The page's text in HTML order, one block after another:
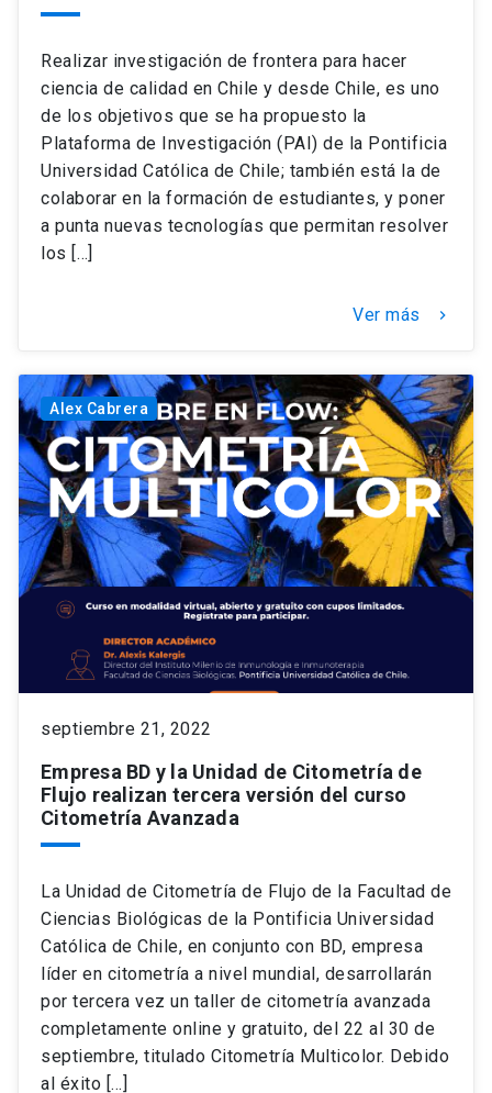
Realizar investigación de frontera para hacer
ciencia de calidad en Chile y desde Chile, es uno
de los objetivos que se ha propuesto la
Plataforma de Investigación (PAI) de la Pontificia
Universidad Católica de Chile; también está la de
colaborar en la formación de estudiantes, y poner
a punta nuevas tecnologías que permitan resolver
los […]
Ver más keyboard_arrow_right
Alex Cabrera
septiembre 21, 2022
Empresa BD y la Unidad de Citometría de
Flujo realizan tercera versión del curso
Citometría Avanzada
La Unidad de Citometría de Flujo de la Facultad de
Ciencias Biológicas de la Pontificia Universidad
Católica de Chile, en conjunto con BD, empresa
líder en citometría a nivel mundial, desarrollarán
por tercera vez un taller de citometría avanzada
completamente online y gratuito, del 22 al 30 de
septiembre, titulado Citometría Multicolor. Debido
al éxito […]